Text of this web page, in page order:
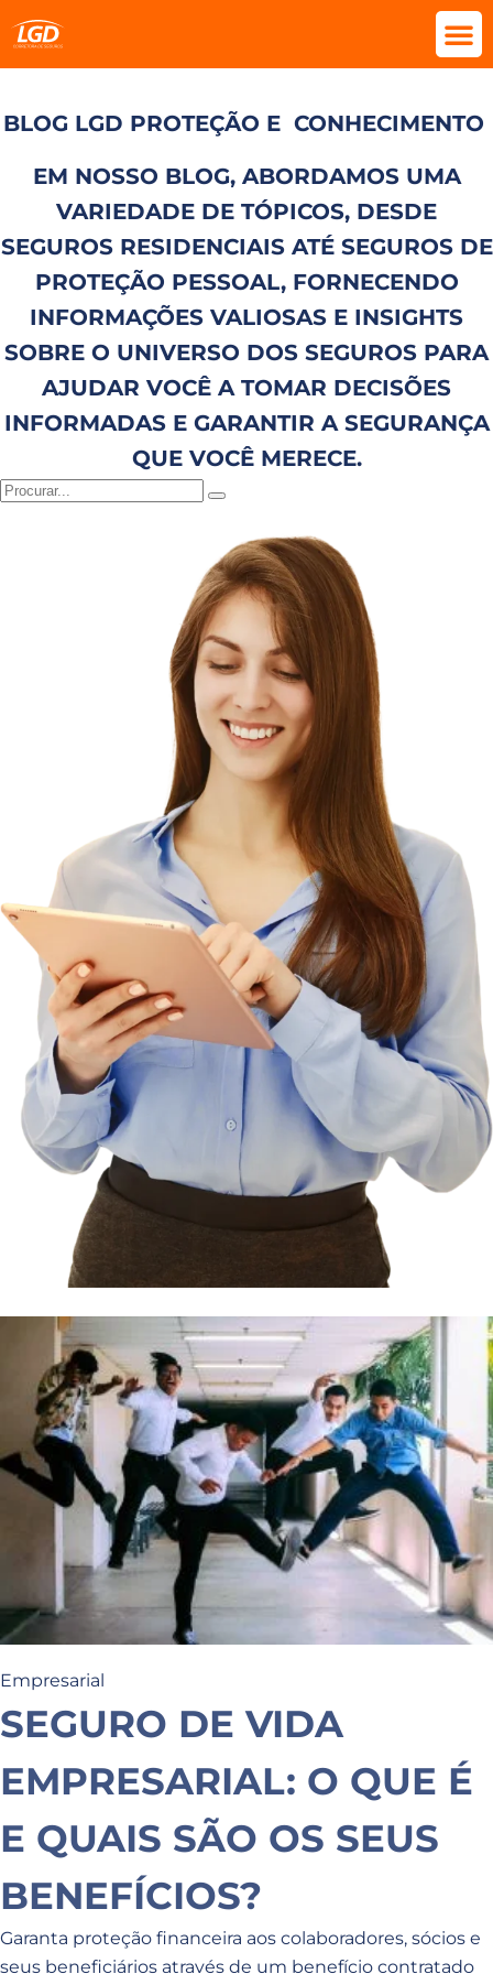
BLOG LGD PROTEÇÃO E CONHECIMENTO
EM NOSSO BLOG, ABORDAMOS UMA
VARIEDADE DE TÓPICOS, DESDE
SEGUROS RESIDENCIAIS ATÉ SEGUROS DE
PROTEÇÃO PESSOAL, FORNECENDO
INFORMAÇÕES VALIOSAS E INSIGHTS
SOBRE O UNIVERSO DOS SEGUROS PARA
AJUDAR VOCÊ A TOMAR DECISÕES
INFORMADAS E GARANTIR A SEGURANÇA
QUE VOCÊ MERECE.
Empresarial
SEGURO DE VIDA
EMPRESARIAL: O QUE É
E QUAIS SÃO OS SEUS
BENEFÍCIOS?
Garanta proteção financeira aos colaboradores, sócios e
seus beneficiários através de um benefício contratado